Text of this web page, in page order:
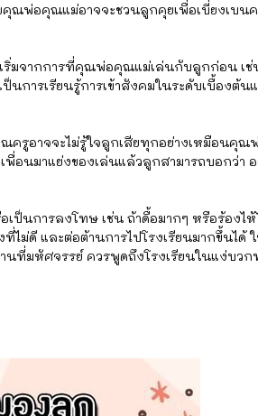
ณพ่อคุณแม่อาจจะชวนลูกคุยเพื่อเบี่ยงเบน
ริ่มจากการที่คุณพ่อคุณแม่เล่นกับลูกก่อน เ
ารเรียนรู้การเข้าสังคมในระดับเบื้องต้นแ
ณครูอาจจะไม่รู้ใจลูกเสียทุกอย่างเหมือนคุ
พื่อนมาแย่งของเล่นแล้วลูกสามารถบอกว่า
ป็นการลงโทษ เช่น ถ้าดื้อมากๆ หรือร้องไ
ม่ดี และต่อต้านการไปโรงเรียนมากขึ้นได้
ที่มหัศจรรย์ ควรพูดถึงโรงเรียนในแง่บวก